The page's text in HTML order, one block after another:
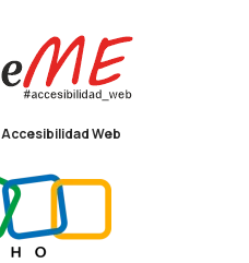
Accesibilidad Web